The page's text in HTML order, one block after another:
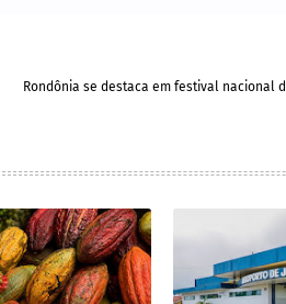
Rondônia se destaca em festival nacional